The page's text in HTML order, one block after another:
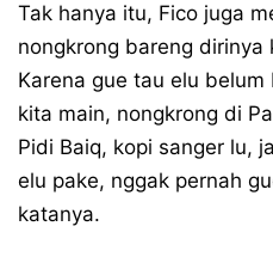
Tak hanya itu, Fico juga
nongkrong bareng dirinya
Karena gue tau elu
kita main, nongkrong di
Pidi Baiq, kopi sanger lu,
elu pake, nggak pernah
katanya.